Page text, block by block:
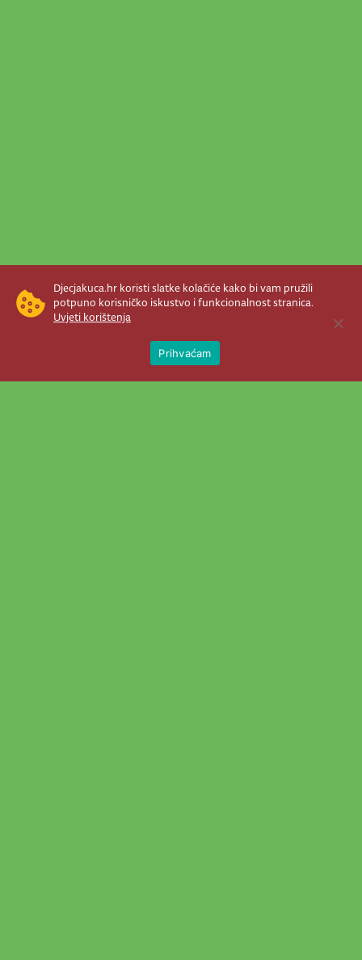
Djecjakuca.hr koristi slatke kolačiće kako bi vam pružili
potpuno korisničko iskustvo i funkcionalnost stranica.
Uvjeti korištenja
Prihvaćam